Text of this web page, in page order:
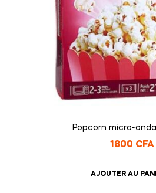
Popcorn micro-
1800 CFA
AJOUTER AU